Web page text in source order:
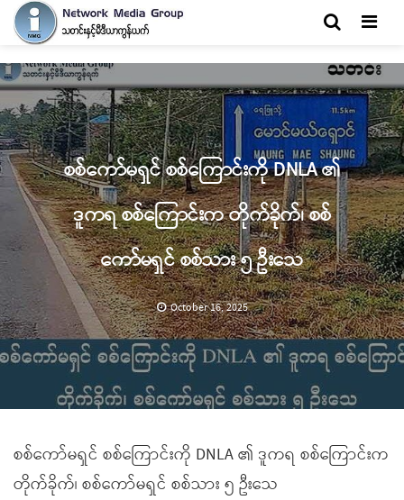
စစ်ကော်မရှင် စစ်ကြောင်းကို DNLA ၏
ဒူကရ စစ်ကြောင်းက တိုက်ခိုက်၊ စစ်
ကော်မရှင် စစ်သား ၅ ဦးသေ
October 16, 2025
စစ်ကော်မရှင် စစ်ကြောင်းကို DNLA ၏ ဒူကရ စစ်ကြောင်းက
တိုက်ခိုက်၊ စစ်ကော်မရှင် စစ်သား ၅ ဦးသေ